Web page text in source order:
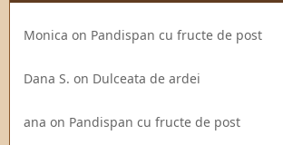
Monica on Pandispan cu fructe de post
Dana S. on Dulceata de ardei
ana on Pandispan cu fructe de post